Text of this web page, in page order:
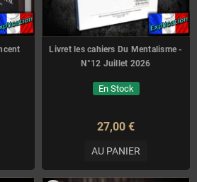
Livret les cahiers Du Mentalisme -
N°12 Juillet 2026
En Stock
27,00 €
AU PANIER